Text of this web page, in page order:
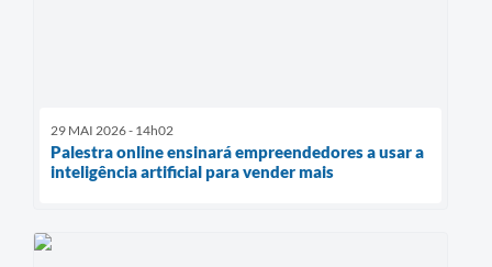
29 MAI 2026 - 14h02
Palestra online ensinará empreendedores a usar a
inteligência artificial para vender mais